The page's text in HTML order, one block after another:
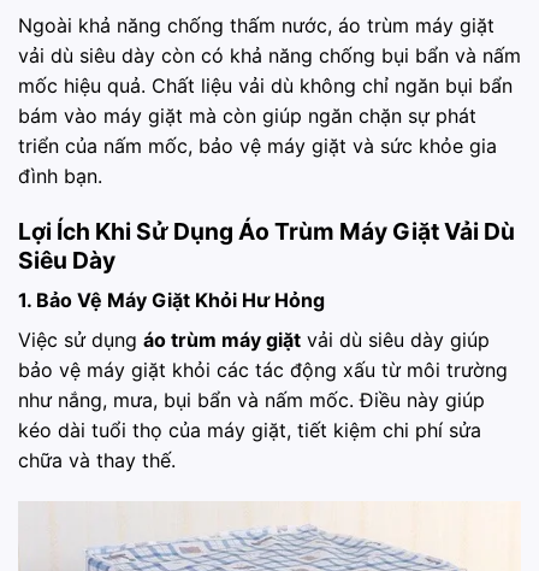
Ngoài khả năng chống thấm nước, áo trùm máy giặt
vải dù siêu dày còn có khả năng chống bụi bẩn và nấm
mốc hiệu quả. Chất liệu vải dù không chỉ ngăn bụi bẩn
bám vào máy giặt mà còn giúp ngăn chặn sự phát
triển của nấm mốc, bảo vệ máy giặt và sức khỏe gia
đình bạn.
Lợi Ích Khi Sử Dụng Áo Trùm Máy Giặt Vải Dù
Siêu Dày
1. Bảo Vệ Máy Giặt Khỏi Hư Hỏng
Việc sử dụng áo trùm máy giặt vải dù siêu dày giúp
bảo vệ máy giặt khỏi các tác động xấu từ môi trường
như nắng, mưa, bụi bẩn và nấm mốc. Điều này giúp
kéo dài tuổi thọ của máy giặt, tiết kiệm chi phí sửa
chữa và thay thế.